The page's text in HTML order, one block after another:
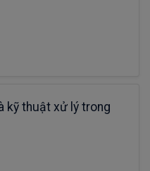
kỹ thuật xử lý trong